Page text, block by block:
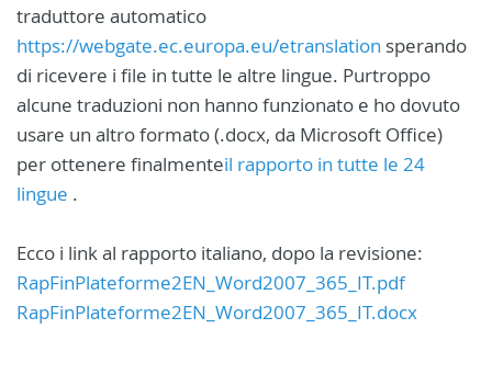
traduttore automatico
https://webgate.ec.europa.eu/etranslation sperando
di ricevere i file in tutte le altre lingue. Purtroppo
alcune traduzioni non hanno funzionato e ho dovuto
usare un altro formato (.docx, da Microsoft Office)
per ottenere finalmenteil rapporto in tutte le 24
lingue .
Ecco i link al rapporto italiano, dopo la revisione:
RapFinPlateforme2EN_Word2007_365_IT.pdf
RapFinPlateforme2EN_Word2007_365_IT.docx